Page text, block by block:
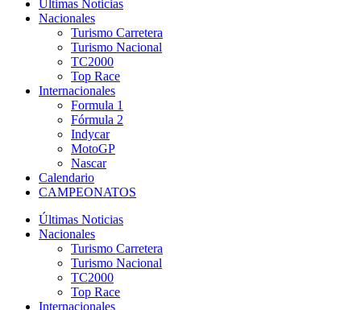
Últimas Noticias
Nacionales
Turismo Carretera
Turismo Nacional
TC2000
Top Race
Internacionales
Formula 1
Fórmula 2
Indycar
MotoGP
Nascar
Calendario
CAMPEONATOS
Últimas Noticias
Nacionales
Turismo Carretera
Turismo Nacional
TC2000
Top Race
Internacionales